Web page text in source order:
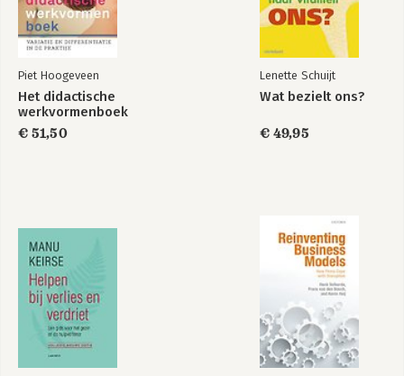
Piet Hoogeveen
Het didactische
werkvormenboek
€ 51,50
Lenette Schuijt
Wat bezielt ons?
€ 49,95